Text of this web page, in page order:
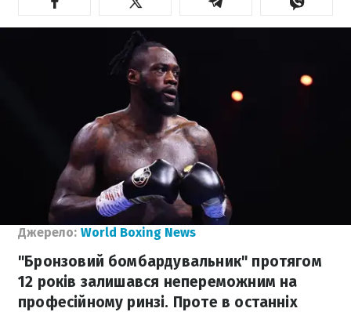
Джерело: World Boxing News
"Бронзовий бомбардувальник" протягом
12 років залишався непереможним на
професійному ринзі. Проте в останніх